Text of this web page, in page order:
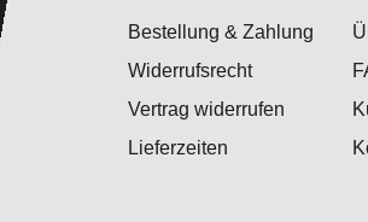
Bestellung & Zahlung
Widerrufsrecht
Vertrag widerrufen
Lieferzeiten